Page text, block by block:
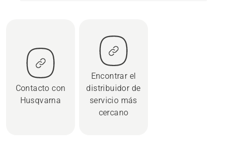
Contacto con
Husqvarna
Encontrar el
distribuidor de
servicio más
cercano